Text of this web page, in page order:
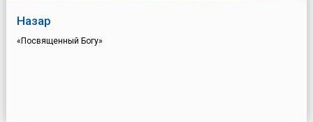
Назар
«Посвященный Богу»